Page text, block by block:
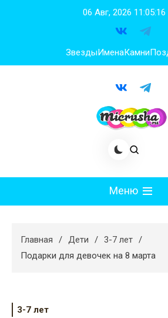
06 Авг, 2026 11:05:17
ЗвездыИменаКамни
Меню
Худеем
Главная Дети
3-7 лет
Подарки для девочек на 8 марта
3-7 лет